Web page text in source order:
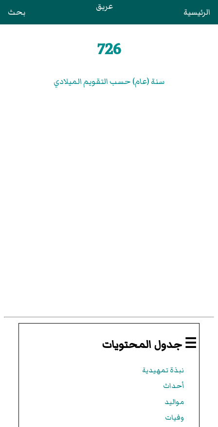
الرئيسية عريق بحث
726
سنة (عام) حسب التقويم الميلادي
☰ جدول المحتويات
نبذة تمهيدية
أحداث
مواليد
وفيات